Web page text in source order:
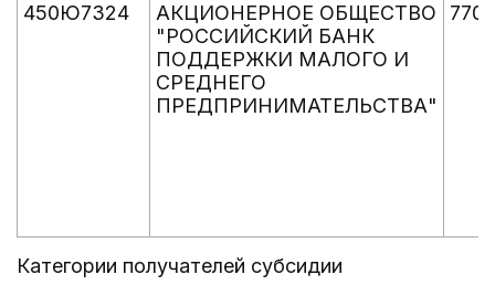
450Ю7324
АКЦИОНЕРНОЕ ОБЩЕСТВО
"РОССИЙСКИЙ БАНК
ПОДДЕРЖКИ МАЛОГО И
СРЕДНЕГО
ПРЕДПРИНИМАТЕЛЬСТВА"
Категории получателей субсидии